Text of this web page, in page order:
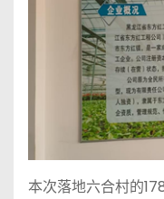
本次落地六合村的